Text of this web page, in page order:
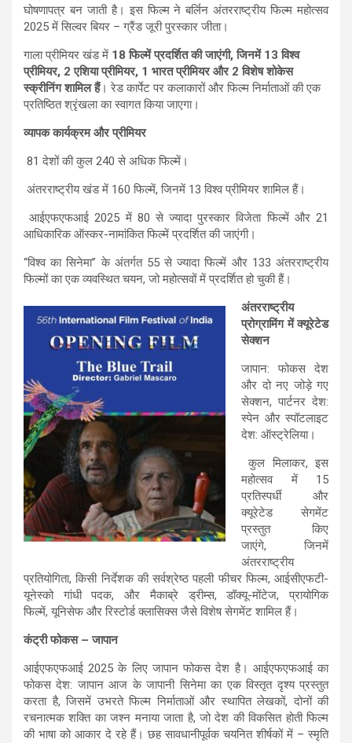
घोषणापत्र बन जाती है। इस फिल्म ने बर्लिन अंतरराष्ट्रीय फिल्म महोत्सव
2025 में सिल्वर बियर – ग्रैंड जूरी पुरस्कार जीता।
गाला प्रीमियर खंड में 18 फिल्में प्रदर्शित की जाएंगी,जिनमें 13 विश्व
प्रीमियर, 2 एशिया प्रीमियर, 1 भारत प्रीमियर और 2 विशेष शोकेस
स्क्रीनिंग शामिल हैं। रेड कार्पेट पर कलाकारों और फिल्म निर्माताओं की एक
प्रतिष्ठित श्रृंखला का स्वागत किया जाएगा।
व्यापक कार्यक्रम और प्रीमियर
81 देशों की कुल 240 से अधिक फिल्में।
अंतरराष्ट्रीय खंड में 160 फिल्में, जिनमें 13 विश्व प्रीमियर शामिल हैं।
आईएफएफआई 2025 में 80 से ज्यादा पुरस्कार विजेता फिल्में और 21
आधिकारिक ऑस्कर-नामांकित फिल्में प्रदर्शित की जाएंगी।
“विश्व का सिनेमा” के अंतर्गत 55 से ज्यादा फिल्में और 133 अंतरराष्ट्रीय
फिल्मों का एक व्यवस्थित चयन, जो महोत्सवों में प्रदर्शित हो चुकी हैं।
अंतरराष्ट्रीय
प्रोग्रामिंग में क्यूरेटेड
सेक्शन
जापान: फोकस देश
और दो नए जोड़े गए
सेक्शन, पार्टनर देश:
स्पेन और स्पॉटलाइट
देश: ऑस्ट्रेलिया।
कुल मिलाकर, इस
महोत्सव में 15
प्रतिस्पर्धी और
क्यूरेटेड सेगमेंट
प्रस्तुत किए
जाएंगे, जिनमें
अंतरराष्ट्रीय
प्रतियोगिता, किसी निर्देशक की सर्वश्रेष्ठ पहली फीचर फिल्म, आईसीएफटी-
यूनेस्को गांधी पदक, और मैकाब्रे ड्रीम्स, डॉक्यू-मोंटेज, प्रायोगिक
फिल्में, यूनिसेफ और रिस्टोर्ड क्लासिक्स जैसे विशेष सेगमेंट शामिल हैं।
कंट्री फोकस – जापान
आईएफएफआई 2025 के लिए जापान फोकस देश है। आईएफएफआई का
फोकस देश: जापान आज के जापानी सिनेमा का एक विस्तृत दृश्य प्रस्तुत
करता है, जिसमें उभरते फिल्म निर्माताओं और स्थापित लेखकों, दोनों की
रचनात्मक शक्ति का जश्न मनाया जाता है, जो देश की विकसित होती फिल्म
की भाषा को आकार दे रहे हैं। छह सावधानीपूर्वक चयनित शीर्षकों में – स्मृति